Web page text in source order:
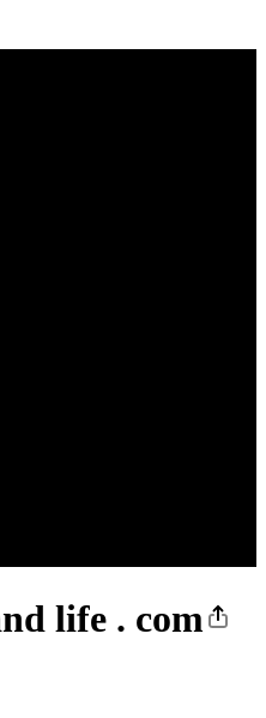
life . com